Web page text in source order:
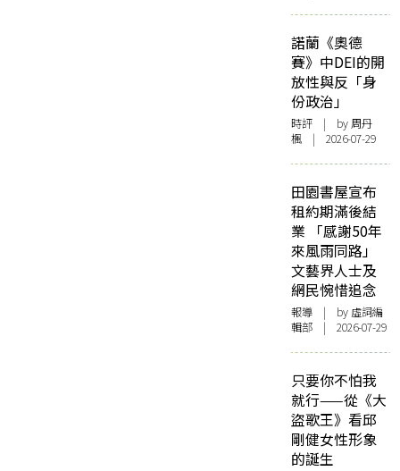
諾蘭《奧德
賽》中DEI的開
放性與反「身
份政治」
時評 | by周丹
楓 | 2026-07-29
田園書屋宣布
租約期滿後結
業 「感謝50年
來風雨同路」
文藝界人士及
網民惋惜追念
報導 | by 虛詞編
輯部 | 2026-07-29
只要你不怕我
就行——從《大
盜歌王》看邱
剛健女性形象
的誕生